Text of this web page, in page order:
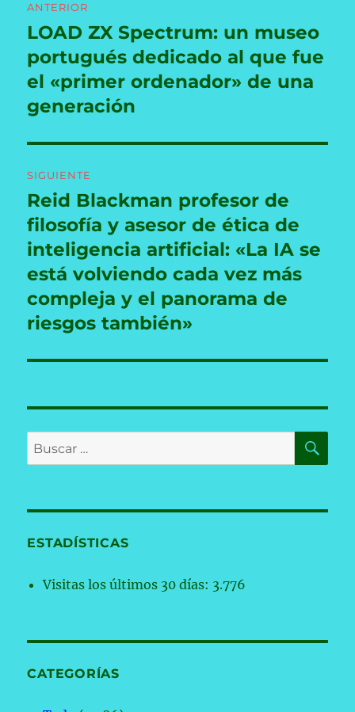
de
entradas
ANTERIOR
Entrada
anterior:
LOAD ZX Spectrum: un museo
portugués dedicado al que fue
el «primer ordenador» de una
generación
SIGUIENTE
Entrada
siguiente:
Reid Blackman profesor de
filosofía y asesor de ética de
inteligencia artificial: «La IA se
está volviendo cada vez más
compleja y el panorama de
riesgos también»
Buscar
por:
ESTADÍSTICAS
Visitas los últimos 30 días: 3.776
CATEGORÍAS